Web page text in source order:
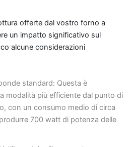
offerte dal vostro forno a
un impatto significativo sul
alcune considerazioni
standard: Questa è
modalità più efficiente dal punto di
con un consumo medio di circa
700 watt di potenza delle